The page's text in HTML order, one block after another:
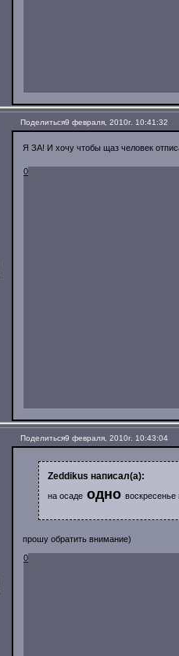
Поделиться9 февраля, 2010г. 10:41:32
Я ЗА! И хочу чтобы щаз человек
0
Поделиться9 февраля, 2010г. 10:43:04
Zeddikus написал(а):
на осаде одно воскресенье
прошу обратить внимание)
0